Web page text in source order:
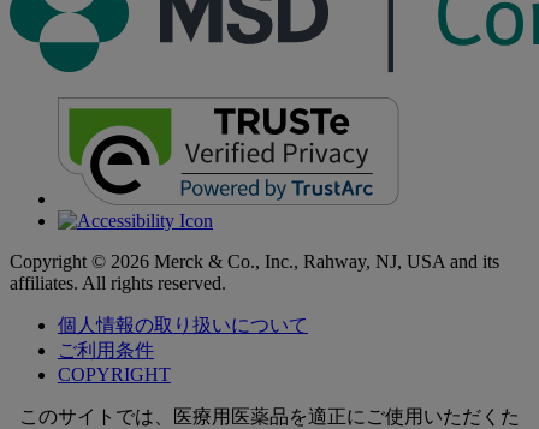
Copyright © 2026 Merck & Co., Inc., Rahway, NJ, USA and its
affiliates. All rights reserved.
個人情報の取り扱いについて
ご利用条件
COPYRIGHT
このサイトでは、医療用医薬品を適正にご使用いただくた